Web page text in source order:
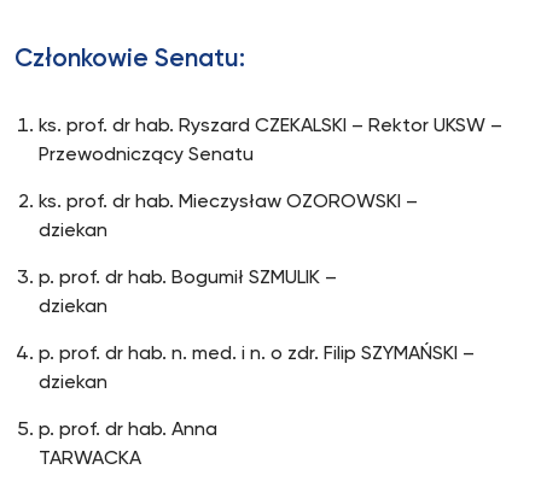
Członkowie Senatu:
ks. prof. dr hab. Ryszard CZEKALSKI – Rektor UKSW –
Przewodniczący Senatu
ks. prof. dr hab. Mieczysław OZOROWSKI –
dziekan
p. prof. dr hab. Bogumił SZMULIK –
dziekan
p. prof. dr hab. n. med. i n. o zdr. Filip SZYMAŃSKI –
dziekan
p. prof. dr hab. Anna
TARWACKA